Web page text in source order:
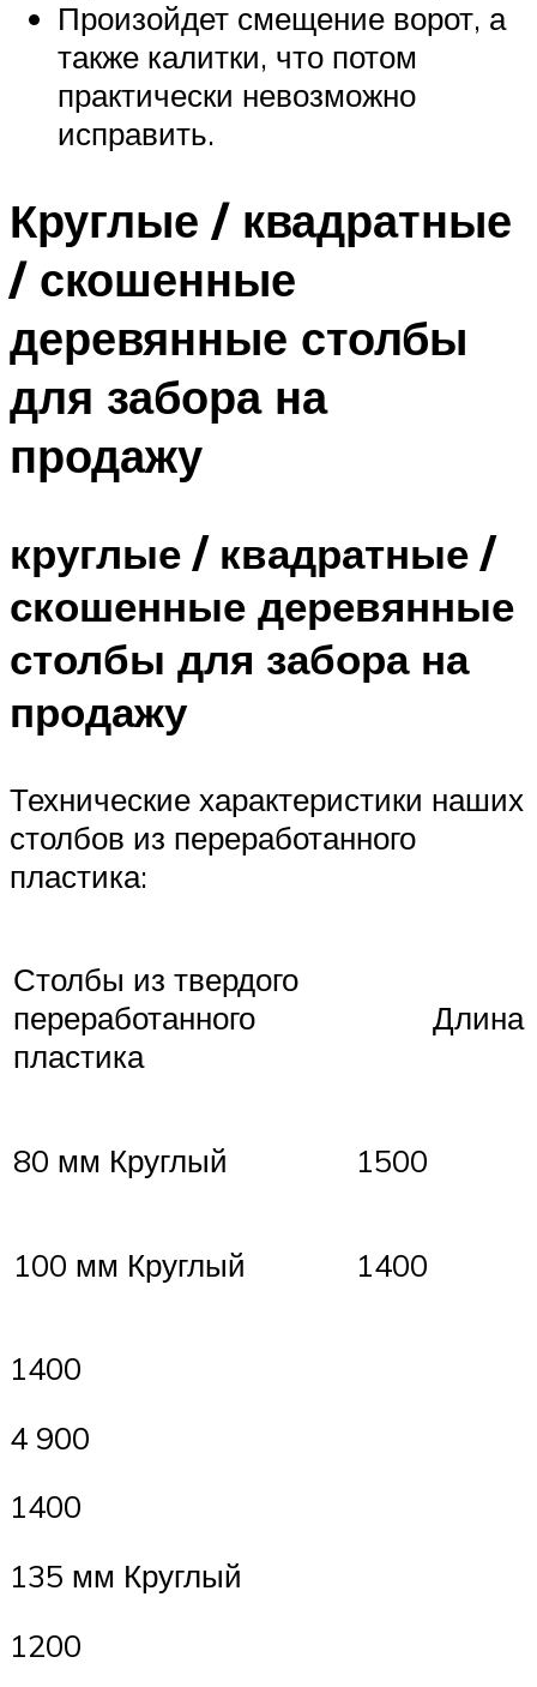
Произойдет смещение ворот, а
также калитки, что потом
практически невозможно
исправить.
Круглые / квадратные
/ скошенные
деревянные столбы
для забора на
продажу
круглые / квадратные /
скошенные деревянные
столбы для забора на
продажу
Технические характеристики наших
столбов из переработанного
пластика:
Столбы из твердого
переработанного
пластика
Длина
80 мм Круглый 1500
100 мм Круглый 1400
1400
4 900
1400
135 мм Круглый
1200